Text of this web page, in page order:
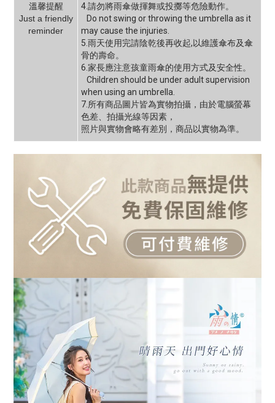
溫馨提醒
Just a friendly
reminder
4.請勿將雨傘做揮舞或投擲等危險動作。
Do not swing or throwing the umbrella as it
may cause the injuries.
5.雨天使用完請陰乾後再收起,以維護傘布及傘
骨的壽命。
6.家長應注意孩童雨傘的使用方式及安全性。
Children should be under adult supervision
when using an umbrella.
7.所有商品圖片皆為實物拍攝，由於電腦螢幕
色差、拍攝光線等因素，
照片與實物會略有差別，商品以實物為準。